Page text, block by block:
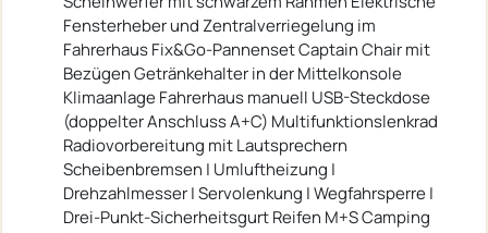
Fensterheber und Zentralverriegelung im
Fahrerhaus Fix&Go-Pannenset Captain Chair mit
Bezügen Getränkehalter in der Mittelkonsole
Klimaanlage Fahrerhaus manuell USB-Steckdose
(doppelter Anschluss A+C) Multifunktionslenkrad
Radiovorbereitung mit Lautsprechern
Scheibenbremsen | Umluftheizung |
Drehzahlmesser | Servolenkung | Wegfahrsperre |
Drei-Punkt-Sicherheitsgurt Reifen M+S Camping